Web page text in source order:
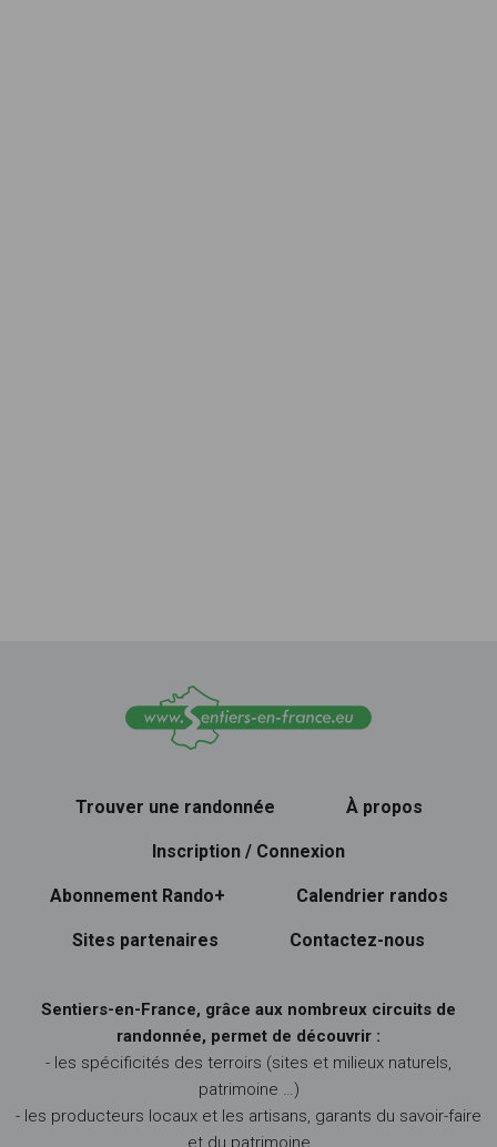
Trouver une randonnée À propos
Inscription / Connexion
Abonnement Rando+ Calendrier randos
Sites partenaires Contactez-nous
Sentiers-en-France, grâce aux nombreux circuits de
randonnée, permet de découvrir :
- les spécificités des terroirs (sites et milieux naturels,
patrimoine …)
- les producteurs locaux et les artisans, garants du savoir-faire
et du patrimoine